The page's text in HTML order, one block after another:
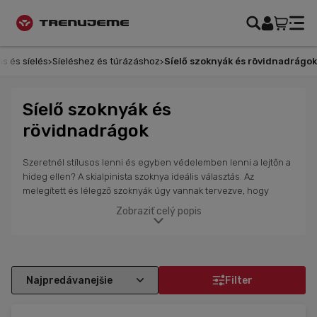
és síelés Síeléshez és túrázáshoz Síelő szoknyák és rövidnadrágok
Síelő szoknyák és
rövidnadrágok
Szeretnél stílusos lenni és egyben védelemben lenni a lejtőn a
hideg ellen? A skialpinista szoknya ideális választás. Az
melegített és lélegző szoknyák úgy vannak tervezve, hogy
melegen tartsák a női testrészeket anélkül, hogy a lábakat is be
kellene öltöztetni. A szabad mozgást biztosító szabásnak
viseletre is alkalmasak, amikor extra melegre van szükséged. A
Zobraziť celý popis
Filter